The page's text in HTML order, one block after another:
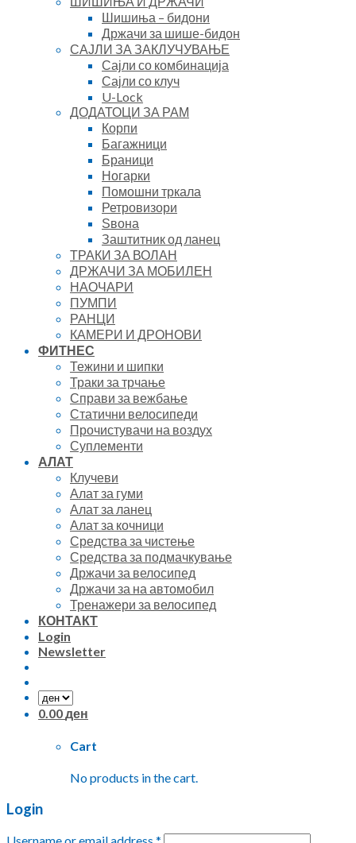
Шишиња – бидони
Држачи за шише-бидон
САЈЛИ ЗА ЗАКЛУЧУВАЊЕ
Сајли со комбинација
Сајли со клуч
U-Lock
ДОДАТОЦИ ЗА РАМ
Корпи
Багажници
Браници
Ногарки
Помошни тркала
Ретровизори
Ѕвона
Заштитник од ланец
ТРАКИ ЗА ВОЛАН
ДРЖАЧИ ЗА МОБИЛЕН
НАОЧАРИ
ПУМПИ
РАНЦИ
КАМЕРИ И ДРОНОВИ
ФИТНЕС
Тежини и шипки
Траки за трчање
Справи за вежбање
Статични велосипеди
Прочистувачи на воздух
Суплементи
АЛАТ
Клучеви
Алат за гуми
Алат за ланец
Алат за кочници
Средства за чистење
Средства за подмачкување
Држачи за велосипед
Држачи за на автомобил
Тренажери за велосипед
КОНТАКТ
Login
Newsletter
0.00 ден
Cart
No products in the cart.
Login